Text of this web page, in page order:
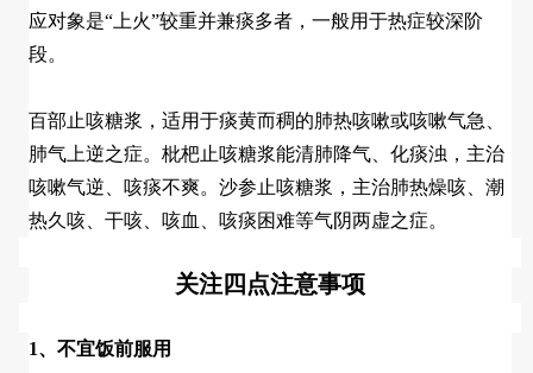
应对象是“上火”较重并兼痰多者，一般用于热症较深阶
段。
百部止咳糖浆，适用于痰黄而稠的肺热咳嗽或咳嗽气急、
肺气上逆之症。枇杷止咳糖浆能清肺降气、化痰浊，主治
咳嗽气逆、咳痰不爽。沙参止咳糖浆，主治肺热燥咳、潮
热久咳、干咳、咳血、咳痰困难等气阴两虚之症。
关注四点注意事项
1、不宜饭前服用